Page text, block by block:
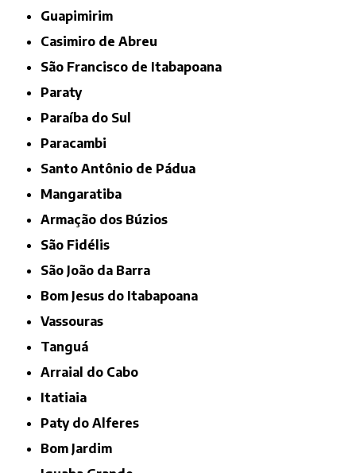
Guapimirim
Casimiro de Abreu
São Francisco de Itabapoana
Paraty
Paraíba do Sul
Paracambi
Santo Antônio de Pádua
Mangaratiba
Armação dos Búzios
São Fidélis
São João da Barra
Bom Jesus do Itabapoana
Vassouras
Tanguá
Arraial do Cabo
Itatiaia
Paty do Alferes
Bom Jardim